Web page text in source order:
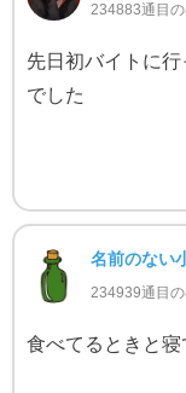
234883通目
先日初バイトに
でした
名前のない
234939通目
食べてるときと